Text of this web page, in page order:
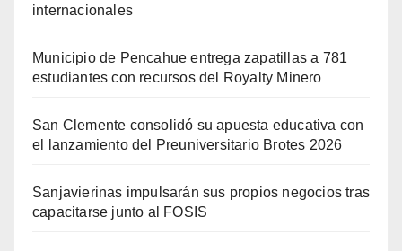
internacionales
Municipio de Pencahue entrega zapatillas a 781
estudiantes con recursos del Royalty Minero
San Clemente consolidó su apuesta educativa con
el lanzamiento del Preuniversitario Brotes 2026
Sanjavierinas impulsarán sus propios negocios tras
capacitarse junto al FOSIS